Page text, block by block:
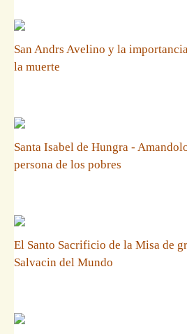
San Andrs Avelino y la
la muerte
Santa Isabel de Hungra -
persona de los pobres
El Santo Sacrificio de la Misa de
Salvacin del Mundo